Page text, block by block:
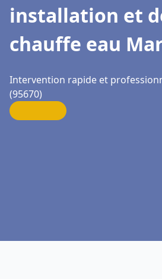
installation et
chauffe eau
Intervention rapide et
(95670)